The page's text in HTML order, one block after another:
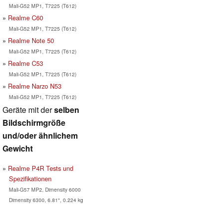
Mali-G52 MP1, T7225 (T612)
Realme C60
Mali-G52 MP1, T7225 (T612)
Realme Note 50
Mali-G52 MP1, T7225 (T612)
Realme C53
Mali-G52 MP1, T7225 (T612)
Realme Narzo N53
Mali-G52 MP1, T7225 (T612)
Geräte mit derselben
Bildschirmgröße
und/oder ähnlichem
Gewicht
Realme P4R Tests und
Spezifikationen
Mali-G57 MP2, Dimensity 6000
Dimensity 6300, 6.81", 0.224 kg